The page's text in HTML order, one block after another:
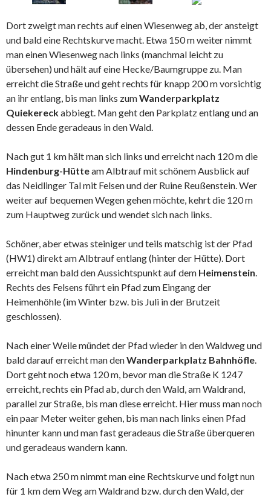
Dort zweigt man rechts auf einen Wiesenweg ab, der ansteigt
und bald eine Rechtskurve macht. Etwa 150 m weiter nimmt
man einen Wiesenweg nach links (manchmal leicht zu
übersehen) und hält auf eine Hecke/Baumgruppe zu. Man
erreicht die Straße und geht rechts für knapp 200 m vorsichtig
an ihr entlang, bis man links zumWanderparkplatz
Quiekereckabbiegt. Man geht den Parkplatz entlang und an
dessen Ende geradeaus in den Wald.
Nach gut 1 km hält man sich links und erreicht nach 120 m die
Hindenburg-Hütteam Albtrauf mit schönem Ausblick auf
das Neidlinger Tal mit Felsen und der Ruine Reußenstein. Wer
weiter auf bequemen Wegen gehen möchte, kehrt die 120 m
zum Hauptweg zurück und wendet sich nach links.
Schöner, aber etwas steiniger und teils matschig ist der Pfad
(HW1) direkt am Albtrauf entlang (hinter der Hütte). Dort
erreicht man bald den Aussichtspunkt auf dem Heimenstein.
Rechts des Felsens führt ein Pfad zum Eingang der
Heimenhöhle (im Winter bzw. bis Juli in der Brutzeit
geschlossen).
Nach einer Weile mündet der Pfad wieder in den Waldweg und
bald darauf erreicht man denWanderparkplatz Bahnhöfle.
Dort geht noch etwa 120 m, bevor man die Straße K 1247
erreicht, rechts ein Pfad ab, durch den Wald, am Waldrand,
parallel zur Straße, bis man diese erreicht. Hier muss man noch
ein paar Meter weiter gehen, bis man nach links einen Pfad
hinunter kann und man fast geradeaus die Straße überqueren
und geradeaus wandern kann.
Nach etwa 250 m nimmt man eine Rechtskurve und folgt nun
für 1 km dem Weg am Waldrand bzw. durch den Wald, der